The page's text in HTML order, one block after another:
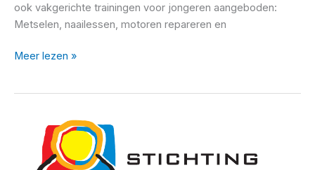
ook vakgerichte trainingen voor jongeren aangeboden:
Metselen, naailessen, motoren repareren en
Malawi
Meer lezen »